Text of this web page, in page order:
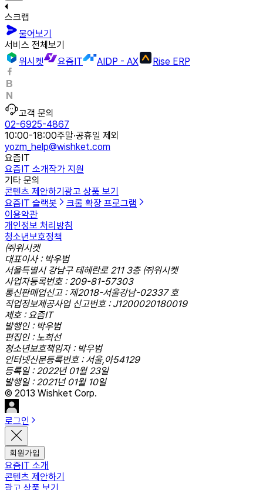
스크랩
물어보기
서비스 전체보기
위시켓
요즘IT AIDP - AX Rise ERP
고객 문의
02-6925-4867
10:00-18:00주말·공휴일 제외
yozm_help@wishket.com
요즘IT
요즘IT 소개작가 지원
기타 문의
콘텐츠 제안하기 광고 상품 보기
요즘IT 슬랙봇
크롬 확장 프로그램
이용약관
개인정보 처리방침
청소년보호정책
㈜위시켓
대표이사 : 박우범
서울특별시 강남구 테헤란로 211 3층 ㈜위시켓
사업자등록번호 : 209-81-57303
통신판매업신고 : 제2018-서울강남-02337 호
직업정보제공사업 신고번호 : J1200020180019
제호 : 요즘IT
발행인 : 박우범
편집인 : 노희선
청소년보호책임자 : 박우범
인터넷신문등록번호 : 서울,아54129
등록일 : 2022년 01월 23일
발행일 : 2021년 01월 10일
© 2013 Wishket Corp.
로그인
회원가입
요즘IT 소개
콘텐츠 제안하기